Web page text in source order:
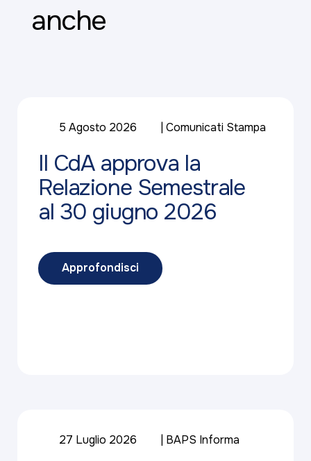
anche
5 Agosto 2026 Comunicati Stampa
Il CdA approva la
Relazione Semestrale
al 30 giugno 2026
Approfondisci
27 Luglio 2026 BAPS Informa